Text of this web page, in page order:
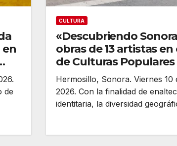
en
de
CULTURA
«Descubriendo
obras de 13 artistas en
de Culturas Populares
Indígenas
Hermosillo, Sonora. Viernes 10
2026. Con la finalidad de
identitaria, la diversidad